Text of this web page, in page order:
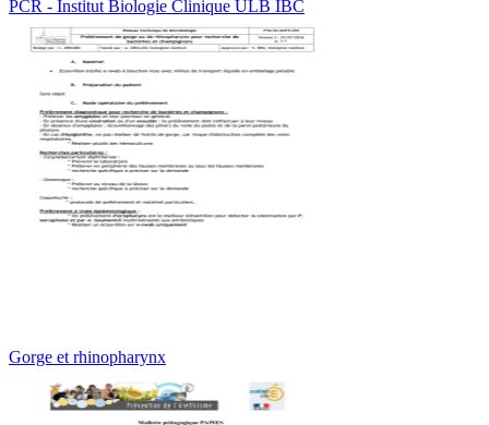
PCR - Institut Biologie Clinique ULB IBC
Gorge et rhinopharynx